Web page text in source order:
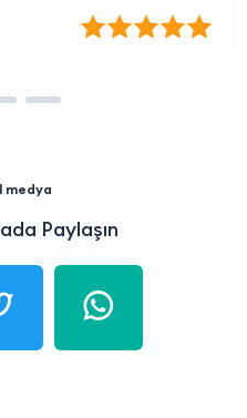
medya
Paylaşın